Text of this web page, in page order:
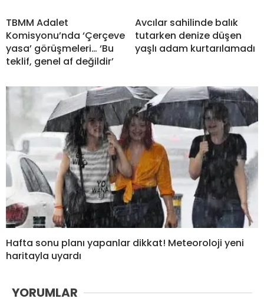
TBMM Adalet
Komisyonu’nda ‘Çerçeve
yasa’ görüşmeleri… ‘Bu
teklif, genel af değildir’
Avcılar sahilinde balık
tutarken denize düşen
yaşlı adam kurtarılamadı
Hafta sonu planı yapanlar dikkat! Meteoroloji yeni
haritayla uyardı
YORUMLAR